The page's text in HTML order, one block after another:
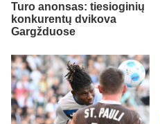
Turo anonsas: tiesioginių
konkurentų dvikova
Gargžduose